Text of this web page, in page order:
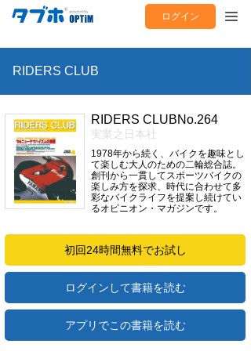
ログイン
RIDERS CLUB
RIDERS CLUBNo.264
実業之日本社
1978年から続く、バイクを趣味とし
て楽しむ大人のための二輪総合誌。
創刊から一貫してスポーツバイクの
楽しみ方を探求、時代に合わせて多
彩なバイクライフを提案し続けてい
るオピニオン・マガジンです。
初回24時間無料でお試し
ログインして書籍を読む
アプリでこの書籍を読む